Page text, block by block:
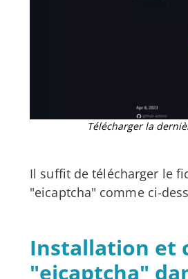
Télécharger la
Il suffit de télécharger le
"eicaptcha" comme ci-
Installation et
"eicaptcha"